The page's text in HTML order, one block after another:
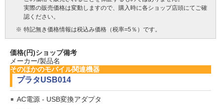
実際の販売価格は変動しますので、購入時に各ショップ店頭にてご確
認ください。
※ 特記無き価格情報は税込み価格（税率=5％）です。
価格(円)ショップ備考
メーカー/製品名
そのほかのモバイル関連機器
プラタUSB014
AC電源 - USB変換アダプタ